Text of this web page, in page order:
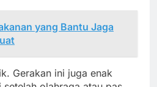
yang Bantu Jaga
Gerakan ini juga enak